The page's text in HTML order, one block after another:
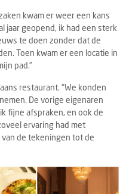
kwam er weer een kans
jaar geopend, ik had een sterk
te doen zonder dat de
Toen kwam er een locatie in
pad.”
restaurant. “We konden
De vorige eigenaren
fijne afspraken, en ook de
ervaring had met
de tekeningen tot de